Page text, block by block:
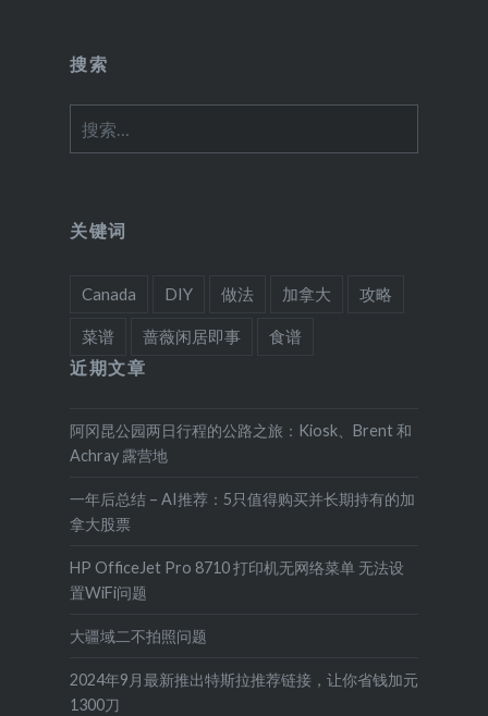
搜索
索：
关键词
Canada DIY 做法 加拿大 攻略
菜谱 蔷薇闲居即事 食谱
近期文章
阿冈昆公园两日行程的公路之旅：Kiosk、Brent 和
Achray 露营地
一年后总结 – AI推荐：5只值得购买并长期持有的加
拿大股票
HP OfficeJet Pro 8710 打印机无网络菜单 无法设
置WiFi问题
大疆域二不拍照问题
2024年9月最新推出特斯拉推荐链接，让你省钱加元
1300刀